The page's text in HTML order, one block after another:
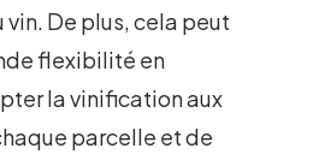
De plus, cela peut
flexibilité en
la vinification aux
parcelle et de